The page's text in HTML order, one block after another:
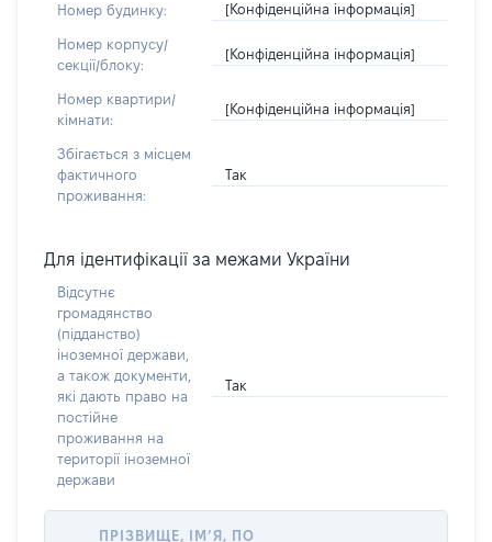
Номер будинку: [Конфіденційна інформація]
Номер корпусу/
секції/блоку:
[Конфіденційна інформація]
Номер квартири/
кімнати:
[Конфіденційна інформація]
Збігається з місцем
фактичного
проживання:
Так
Для ідентифікації за межами України
Відсутнє
громадянство
(підданство)
іноземної держави,
а також документи,
які дають право на
постійне
проживання на
території іноземної
держави
Так
ПРІЗВИЩЕ, ІМ’Я, ПО